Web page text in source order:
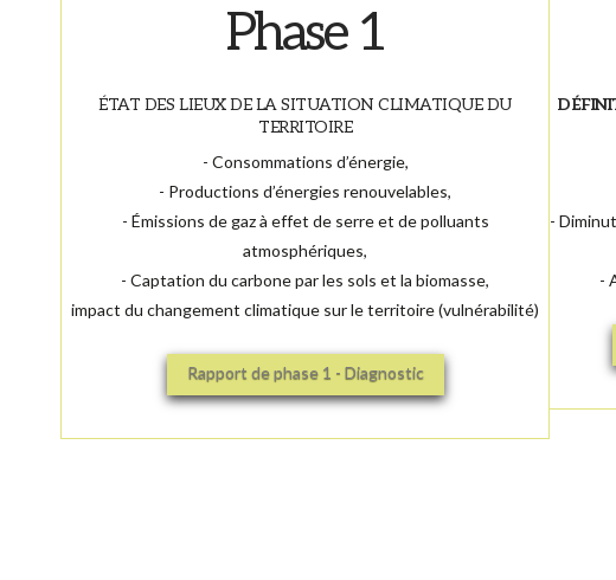
Phase 1
ÉTAT DES LIEUX DE LA SITUATION CLIMATIQUE DU
TERRITOIRE
- Consommations d’énergie,
- Productions d’énergies renouvelables,
- Émissions de gaz à effet de serre et de polluants
atmosphériques,
- Captation du carbone par les sols et la biomasse,
impact du changement climatique sur le territoire (vulnérabilité)
Rapport de phase 1 - Diagnostic
-
-